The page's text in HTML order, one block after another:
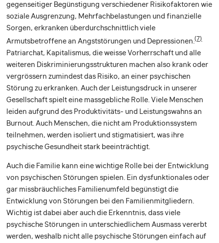
gegenseitiger Begünstigung verschiedener Risikofaktoren wie
soziale Ausgrenzung, Mehrfachbelastungen und finanzielle
Sorgen, erkranken überdurchschnittlich viele
Armutsbetroffene an Angststörungen und Depressionen.(7)
Patriarchat, Kapitalismus, die weisse Vorherrschaft und alle
weiteren Diskriminierungsstrukturen machen also krank oder
vergrössern zumindest das Risiko, an einer psychischen
Störung zu erkranken. Auch der Leistungsdruck in unserer
Gesellschaft spielt eine massgebliche Rolle. Viele Menschen
leiden aufgrund des Produktivitäts- und Leistungswahns an
Burnout. Auch Menschen, die nicht am Produktionssystem
teilnehmen, werden isoliert und stigmatisiert, was ihre
psychische Gesundheit stark beeinträchtigt.
Auch die Familie kann eine wichtige Rolle bei der Entwicklung
von psychischen Störungen spielen. Ein dysfunktionales oder
gar missbräuchliches Familienumfeld begünstigt die
Entwicklung von Störungen bei den Familienmitgliedern.
Wichtig ist dabei aber auch die Erkenntnis, dass viele
psychische Störungen in unterschiedlichem Ausmass vererbt
werden, weshalb nicht alle psychische Störungen einfach auf